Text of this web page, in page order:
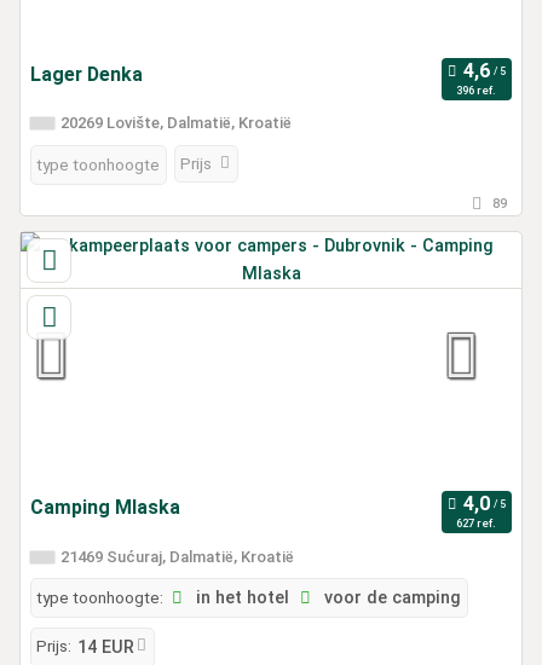
Lager Denka
396 ref.
20269 Lovište, Dalmatië, Kroatië
type toonhoogte Prijs
89
Camping Mlaska
627 ref.
21469 Sućuraj, Dalmatië, Kroatië
type toonhoogte: in het hotel voor de camping
Prijs: 14 EUR